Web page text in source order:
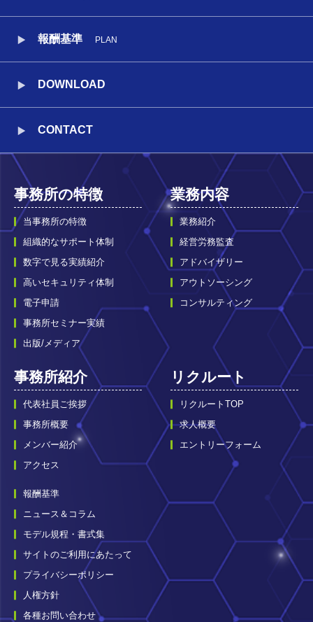
報酬基準 PLAN
DOWNLOAD
CONTACT
事務所の特徴
当事務所の特徴
組織的なサポート体制
数字で見る実績紹介
高いセキュリティ体制
電子申請
事務所セミナー実績
出版/メディア
業務内容
業務紹介
経営労務監査
アドバイザリー
アウトソーシング
コンサルティング
事務所紹介
代表社員ご挨拶
事務所概要
メンバー紹介
アクセス
リクルート
リクルートTOP
求人概要
エントリーフォーム
報酬基準
ニュース＆コラム
モデル規程・書式集
サイトのご利用にあたって
プライバシーポリシー
人権方針
各種お問い合わせ